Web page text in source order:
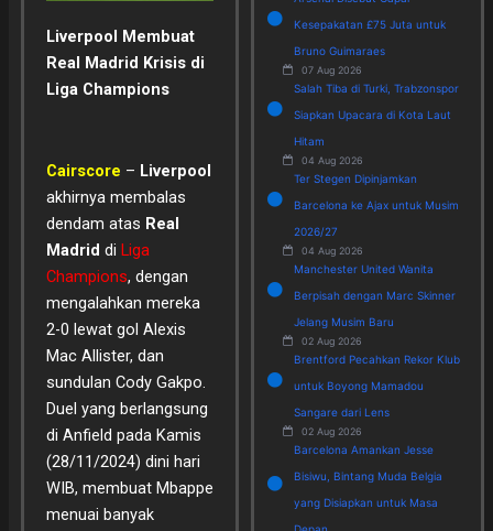
Liverpool Membuat
Real Madrid Krisis di
Liga Champions
Cairscore – Liverpool
akhirnya membalas
dendam atas Real
Madrid di Liga
Champions, dengan
mengalahkan mereka
2-0 lewat gol Alexis
Mac Allister, dan
sundulan Cody Gakpo.
Duel yang berlangsung
di Anfield pada Kamis
(28/11/2024) dini hari
WIB, membuat Mbappe
menuai banyak
Kesepakatan £75 Juta untuk
Bruno Guimaraes
07 Aug 2026
Salah Tiba di Turki, Trabzonspor
Siapkan Upacara di Kota Laut
Hitam
04 Aug 2026
Ter Stegen Dipinjamkan
Barcelona ke Ajax untuk Musim
2026/27
04 Aug 2026
Manchester United Wanita
Berpisah dengan Marc Skinner
Jelang Musim Baru
02 Aug 2026
Brentford Pecahkan Rekor Klub
untuk Boyong Mamadou
Sangare dari Lens
02 Aug 2026
Barcelona Amankan Jesse
Bisiwu, Bintang Muda Belgia
yang Disiapkan untuk Masa